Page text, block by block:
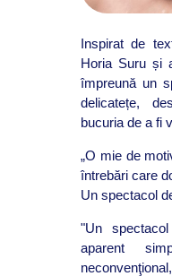
Inspirat de
Horia Suru și
împreună un
delicatețe,
bucuria de a fi
„O mie de
întrebări care
Un spectacol
"Un
aparent